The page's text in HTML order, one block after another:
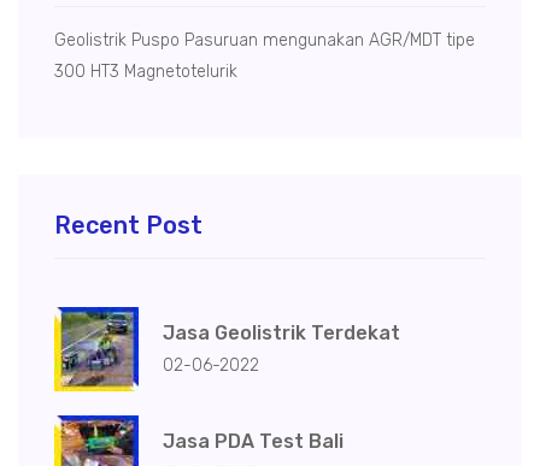
Geolistrik Puspo Pasuruan mengunakan AGR/MDT tipe
300 HT3 Magnetotelurik
Recent Post
Jasa Geolistrik Terdekat
02-06-2022
Jasa PDA Test Bali